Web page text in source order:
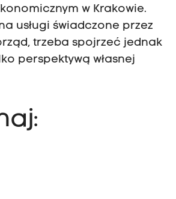
w Krakowie.
usługi świadczone przez
trzeba spojrzeć jednak
perspektywą własnej